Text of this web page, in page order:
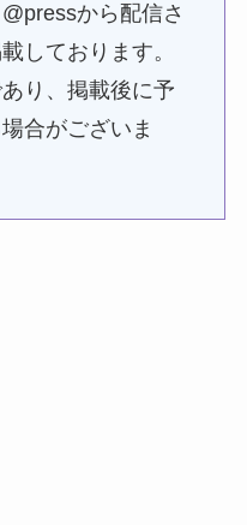
から配信さ
しております。
り、掲載後に予
合がございま